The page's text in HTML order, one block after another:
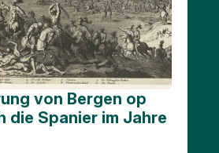
von Bergen op
die Spanier im Jahre